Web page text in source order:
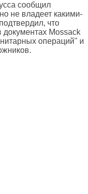
сообщил
не владеет какими-
что
Mossack
операций" и